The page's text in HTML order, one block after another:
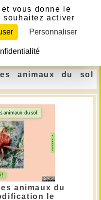
pas, contactez le
informer.
animaux du sol
animaux du
le
vous donne le
souhaitez activer
Personnaliser